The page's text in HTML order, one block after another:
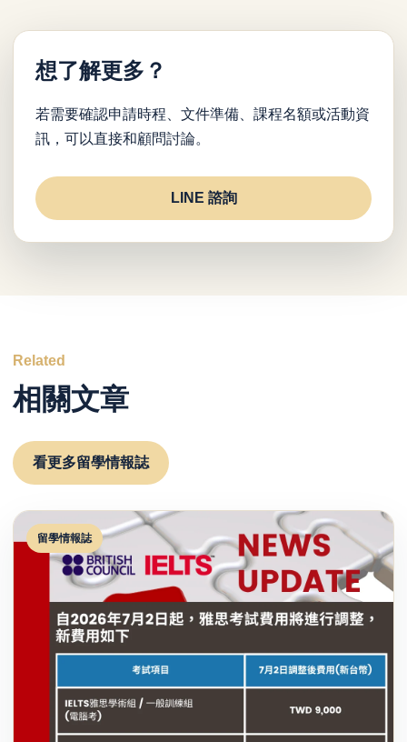
想了解更多？
若需要確認申請時程、文件準備、課程名額或活動資
訊，可以直接和顧問討論。
LINE 諮詢
Related
相關文章
看更多留學情報誌
留學情報誌